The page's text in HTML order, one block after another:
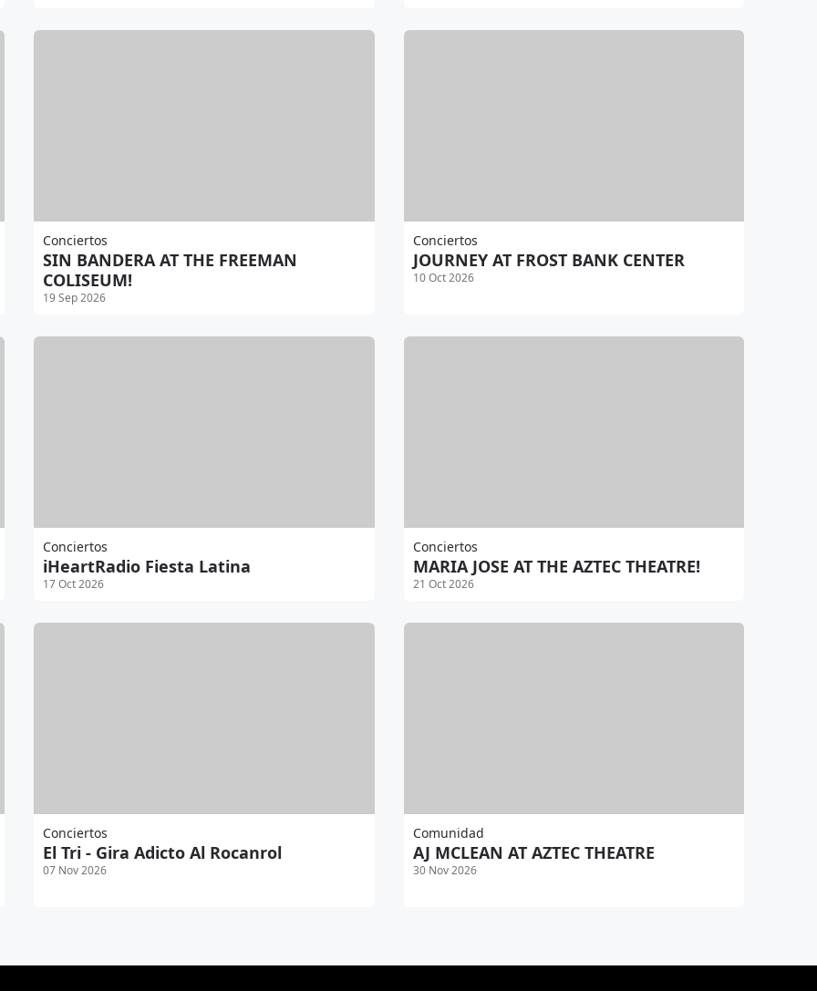
Conciertos
SIN BANDERA AT THE FREEMAN
COLISEUM!
19 Sep 2026
Conciertos
JOURNEY AT FROST BANK CENTER
10 Oct 2026
Conciertos
iHeartRadio Fiesta Latina
17 Oct 2026
Conciertos
MARIA JOSE AT THE AZTEC THEATRE!
21 Oct 2026
Conciertos
El Tri - Gira Adicto Al Rocanrol
07 Nov 2026
Comunidad
AJ MCLEAN AT AZTEC THEATRE
30 Nov 2026